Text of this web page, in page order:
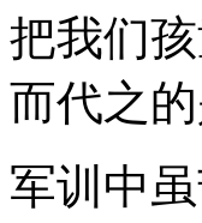
把我们
而代之
军训中